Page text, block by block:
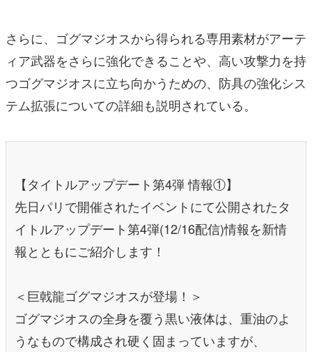
さらに、ゴグマジオスから得られる専用素材がアーテ
ィア武器をさらに強化できることや、高い攻撃力を持
つゴグマジオスに立ち向かうための、防具の強化シス
テム拡張についての詳細も説明されている。
【タイトルアップデート第4弾 情報①】
先日パリで開催されたイベントにて公開されたタ
イトルアップデート第4弾(12/16配信)情報を新情
報とともにご紹介します！
＜巨戟龍ゴグマジオスが登場！＞
ゴグマジオスの全身を覆う黒い液体は、重油のよ
うなもので構成され硬く固まっていますが、